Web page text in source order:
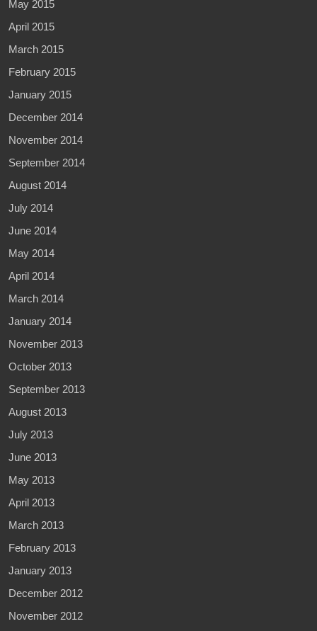
May 2015
April 2015
March 2015
February 2015
January 2015
December 2014
November 2014
September 2014
August 2014
July 2014
June 2014
May 2014
April 2014
March 2014
January 2014
November 2013
October 2013
September 2013
August 2013
July 2013
June 2013
May 2013
April 2013
March 2013
February 2013
January 2013
December 2012
November 2012